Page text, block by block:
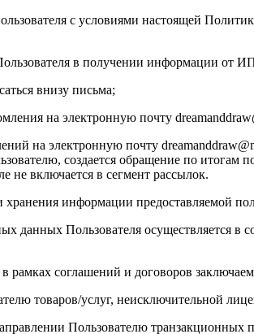
с условиями настоящей
в получении информации от
внизу письма;
на электронную почту
на электронную почту
создается обращение по итогам
не включается в сегмент рассылок.
хранения информации предоставляемой
данных Пользователя осуществляется в
рамках соглашений и договоров
товаров/услуг, неисключительной
Пользователю